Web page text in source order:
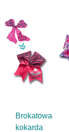
Brokatowa
kokarda